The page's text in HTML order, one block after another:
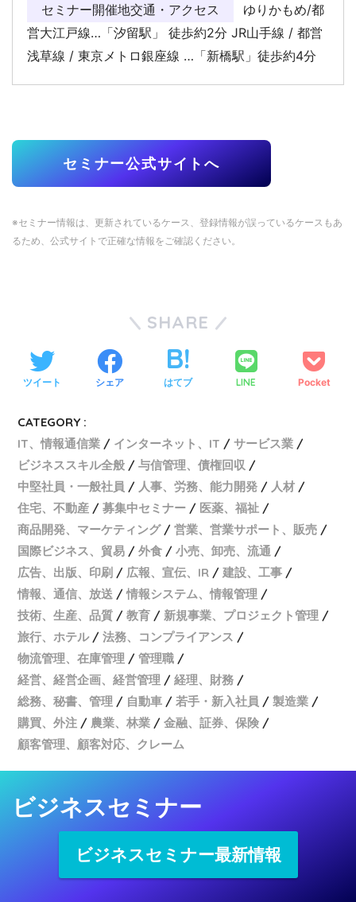
セミナー開催地交通・アクセス
ゆりかもめ/都
営大江戸線…「汐留駅」 徒歩約2分 JR山手線 / 都営
浅草線 / 東京メトロ銀座線 …「新橋駅」徒歩約4分
セミナー公式サイトへ
※セミナー情報は、更新されているケース、登録情報が誤っているケースもあ
るため、公式サイトで正確な情報をご確認ください。
SHARE
ツイート シェア はてブ LINE Pocket
CATEGORY :
IT、情報通信業
インターネット、IT
サービス業
ビジネススキル全般
与信管理、債権回収
中堅社員・一般社員
人事、労務、能力開発
人材
住宅、不動産
募集中セミナー
医薬、福祉
商品開発、マーケティング
営業、営業サポート、販売
国際ビジネス、貿易
外食
小売、卸売、流通
広告、出版、印刷
広報、宣伝、IR
建設、工事
情報、通信、放送
情報システム、情報管理
技術、生産、品質
教育
新規事業、プロジェクト管理
旅行、ホテル
法務、コンプライアンス
物流管理、在庫管理
管理職
経営、経営企画、経営管理
経理、財務
総務、秘書、管理
自動車 若手・新入社員
製造業
購買、外注
農業、林業
金融、証券、保険
顧客管理、顧客対応、クレーム
ビジネスセミナー
ビジネスセミナー最新情報